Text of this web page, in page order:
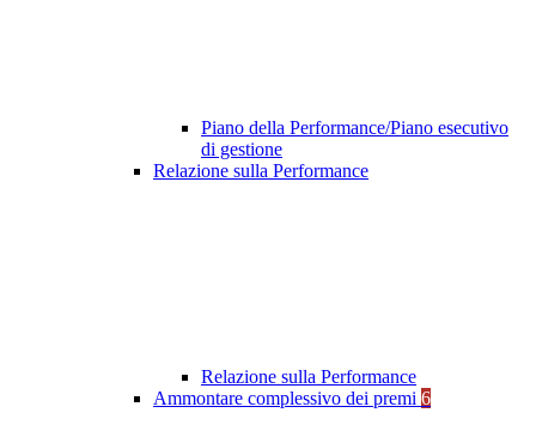
Piano della Performance/Piano esecutivo
di gestione
Relazione sulla Performance
Relazione sulla Performance
Ammontare complessivo dei premi 6